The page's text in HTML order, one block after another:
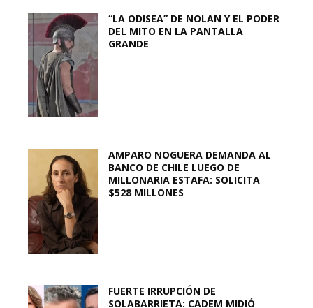
“LA ODISEA” DE NOLAN Y EL PODER
DEL MITO EN LA PANTALLA
GRANDE
AMPARO NOGUERA DEMANDA AL
BANCO DE CHILE LUEGO DE
MILLONARIA ESTAFA: SOLICITA
$528 MILLONES
FUERTE IRRUPCIÓN DE
SOLABARRIETA: CADEM MIDIÓ